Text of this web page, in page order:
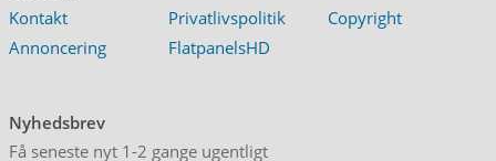
Kontakt
Privatlivspolitik
Copyright
Annoncering
FlatpanelsHD
Nyhedsbrev
Få seneste nyt 1-2 gange ugentligt